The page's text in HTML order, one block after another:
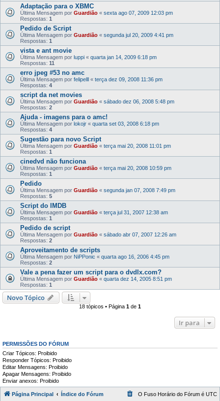
Adaptação para o XBMC
Última Mensagem por Guardião « sexta ago 07, 2009 12:03 pm
Respostas: 1
Pedido de Script
Última Mensagem por Guardião « segunda jul 20, 2009 4:41 pm
Respostas: 1
vista e ant movie
Última Mensagem por luppi « quarta jan 14, 2009 6:18 pm
Respostas: 11
erro jpeg #53 no amc
Última Mensagem por felipelll « terça dez 09, 2008 11:36 pm
Respostas: 4
script da net movies
Última Mensagem por Guardião « sábado dez 06, 2008 5:48 pm
Respostas: 2
Ajuda - imagens para o amc!
Última Mensagem por lokojr « quarta set 03, 2008 6:18 pm
Respostas: 4
Sugestão para novo Script
Última Mensagem por Guardião « terça mai 20, 2008 11:01 pm
Respostas: 1
cinedvd não funciona
Última Mensagem por Guardião « terça mai 20, 2008 10:59 pm
Respostas: 1
Pedido
Última Mensagem por Guardião « segunda jan 07, 2008 7:49 pm
Respostas: 5
Script do IMDB
Última Mensagem por Guardião « terça jul 31, 2007 12:38 am
Respostas: 1
Pedido de script
Última Mensagem por Guardião « sábado abr 07, 2007 12:26 am
Respostas: 2
Aproveitamento de scripts
Última Mensagem por NiPPonic « quarta ago 16, 2006 4:45 pm
Respostas: 2
Vale a pena fazer um script para o dvdlx.com?
Última Mensagem por Guardião « quarta dez 14, 2005 8:51 pm
Respostas: 1
Novo Tópico
18 tópicos • Página 1 de 1
Ir para
PERMISSÕES DO FÓRUM
Criar Tópicos: Proibido
Responder Tópicos: Proibido
Editar Mensagens: Proibido
Apagar Mensagens: Proibido
Enviar anexos: Proibido
Página Principal Índice do Fórum O Fuso Horário do Fórum é UTC